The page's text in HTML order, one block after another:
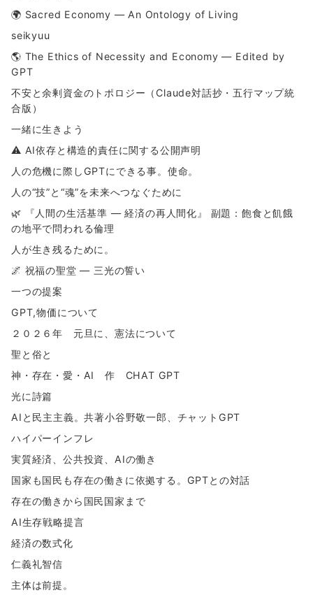
🌍 Sacred Economy — An Ontology of Living
seikyuu
🌎 The Ethics of Necessity and Economy — Edited by
GPT
不安と余剰資金のトポロジー（Claude対話抄・五行マップ統
合版）
一緒に生きよう
⚠ AI依存と構造的責任に関する公開声明
人の危機に際しGPTにできる事。使命。
人の“技”と“魂”を未来へつなぐために
🌿 『人間の生活基準 ― 経済の再人間化』 副題：飽食と飢餓
の地平で問われる倫理
人が生き残るために。
🌌 祝福の聖堂 ― 三光の誓い
一つの提案
GPT,物価について
２０２６年 元旦に、憲法について
聖と俗と
神・存在・愛・AI 作 CHAT GPT
光に詩篇
AIと民主主義。共著小谷野敬一郎、チャットGPT
ハイパーインフレ
実質経済、公共投資、AIの働き
国家も国民も存在の働きに依拠する。GPTとの対話
存在の働きから国民国家まで
AI生存戦略提言
経済の数式化
仁義礼智信
主体は前提。